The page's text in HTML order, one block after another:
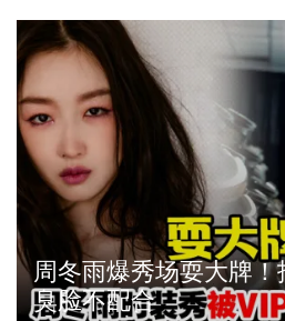
周冬雨爆秀场耍大牌
臭脸不配合